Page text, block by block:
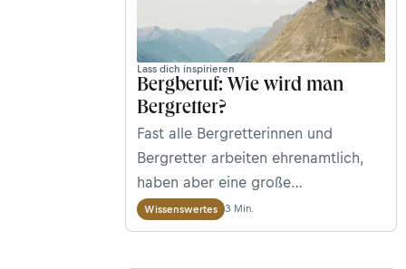
Lass dich inspirieren
Bergberuf: Wie wird man
Bergretter?
Fast alle Bergretterinnen und
Bergretter arbeiten ehrenamtlich,
haben aber eine große
Verantwortung: Wenn Unfälle beim
Wandern oder Bergsteigen
Wissenswertes 3 Min.